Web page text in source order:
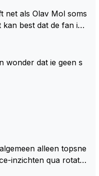
best dat de fan in
races zijn dit leuke
wonder dat ie geen s
alleen topsne
inzichten qua rotati